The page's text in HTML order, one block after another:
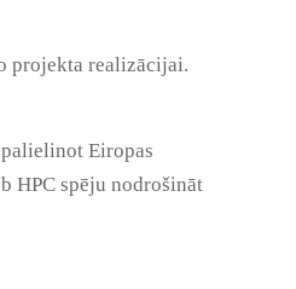
projekta realizācijai.
Eiropas
HPC spēju nodrošināt